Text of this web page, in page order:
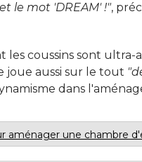
le mot 'DREAM' !",
les coussins sont
joue aussi sur le tout
dans
aménager une chambre